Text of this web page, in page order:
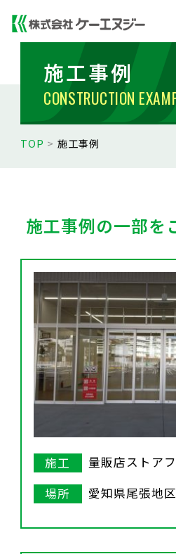
施工事例
CONSTRUCTION
TOP > 施工事例
施工事例の一部を
施工
量販店ストア
場所
愛知県尾張地区